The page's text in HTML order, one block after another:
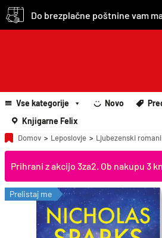
Do brezplačne poštnine vam
Vse kategorije Novo
Knjigarne Felix
Domov > Leposlovje > Ljubezenski romani
Prihrani z akcijo 3za2. Ob nakupu 3
Prelistaj me